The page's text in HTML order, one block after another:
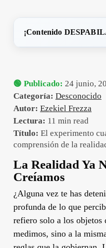
¡Contenido
🟢 Publicado: 24 junio,
Categoría: Desconocido
Autor: Ezekiel Frezza
Lectura: 11 min read
Título: El experimento
comprensión de la
La Realidad Ya
Creíamos
¿Alguna vez te has
profunda de lo que
refiero solo a los objetos
medimos, sino a la